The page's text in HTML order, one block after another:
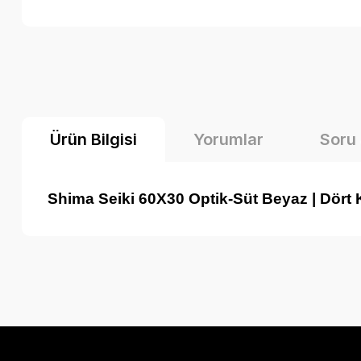
Ürün Bilgisi Yorumlar Soru
Shima Seiki 60X30 Optik-Süt Beyaz |
Ürün resmi kalitesiz, bozuk veya görüntülenemiyor.